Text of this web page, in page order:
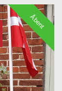
Åbent